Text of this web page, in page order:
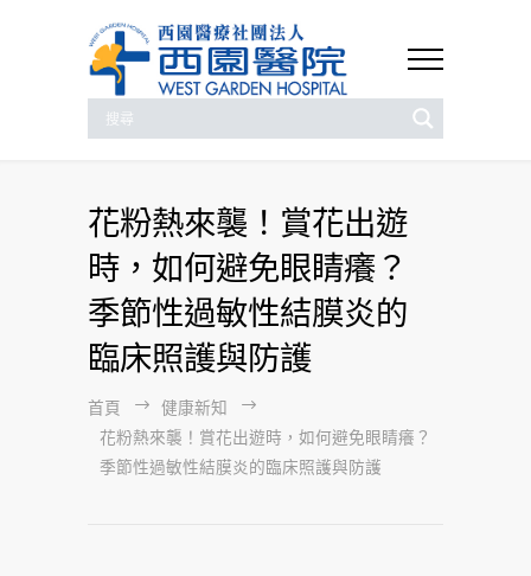
花粉熱來襲！賞花出遊
時，如何避免眼睛癢？
季節性過敏性結膜炎的
臨床照護與防護
首頁
健康新知
花粉熱來襲！賞花出遊時，如何避免眼睛癢？
季節性過敏性結膜炎的臨床照護與防護